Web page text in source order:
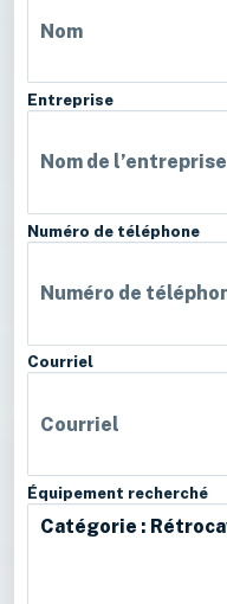
Entreprise
Numéro de téléphone
Courriel
Équipement recherché